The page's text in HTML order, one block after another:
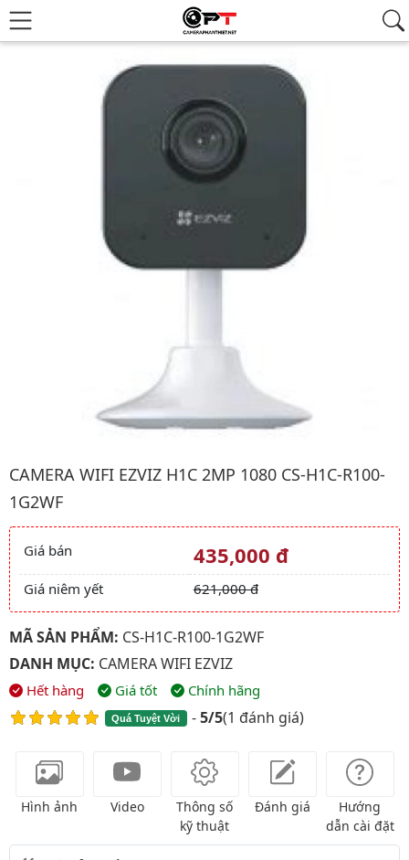
CAMERA WIFI EZVIZ H1C 2MP 1080 CS-H1C-R100-
1G2WF
Giá và khuyến mãi
Giá bán 435,000 đ
Giá niêm yết 621,000 đ
MÃ SẢN PHẨM: CS-H1C-R100-1G2WF
DANH MỤC: CAMERA WIFI EZVIZ
Hết hàng Giá tốt Chính hãng
Quá Tuyệt Vời -5/5(1 đánh giá)
Hình ảnh Video
Thông số
kỹ thuật
Đánh giá
Hướng
dẫn cài đặt